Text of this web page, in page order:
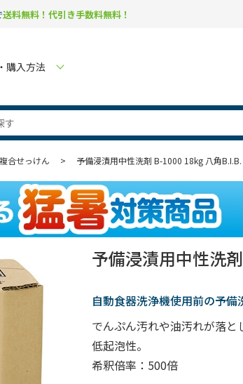
送料無料！代引き手数料無料！
購入方法
合せっけん > 予備浸漬用中性洗剤 B-1000 18kg 八角B.I.B.
予備浸漬用中性洗
自動食器洗浄機使用前の予備
でんぷん汚れや油汚れが落と
低起泡性。
希釈倍率：500倍